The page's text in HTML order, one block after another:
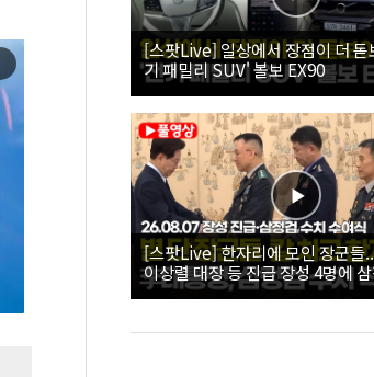
[스팟Live] 일상에서 장점이 더 돋
기 패밀리 SUV' 볼보 EX90
[스팟Live] 한자리에 모인 장군들
이상렬 대장 등 진급 장성 4명에
직접 수여｜26.08.07 장성 진급·